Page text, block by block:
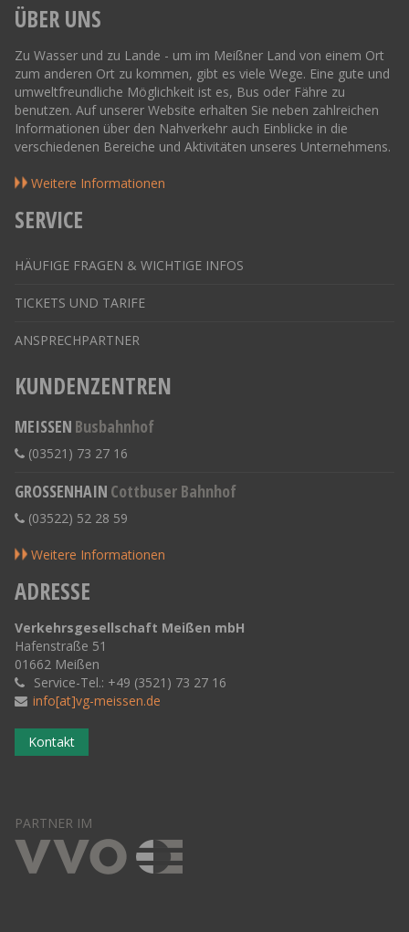
ÜBER UNS
Zu Wasser und zu Lande - um im Meißner Land von einem Ort
zum anderen Ort zu kommen, gibt es viele Wege. Eine gute und
umweltfreundliche Möglichkeit ist es, Bus oder Fähre zu
benutzen. Auf unserer Website erhalten Sie neben zahlreichen
Informationen über den Nahverkehr auch Einblicke in die
verschiedenen Bereiche und Aktivitäten unseres Unternehmens.
Weitere Informationen
SERVICE
HÄUFIGE FRAGEN & WICHTIGE INFOS
TICKETS UND TARIFE
ANSPRECHPARTNER
KUNDENZENTREN
MEISSEN Busbahnhof
(03521) 73 27 16
GROSSENHAIN Cottbuser Bahnhof
(03522) 52 28 59
Weitere Informationen
ADRESSE
Verkehrsgesellschaft Meißen mbH
Hafenstraße 51
01662 Meißen
Service-Tel.: +49 (3521) 73 27 16
info[at]vg-meissen.de
Kontakt
PARTNER IM